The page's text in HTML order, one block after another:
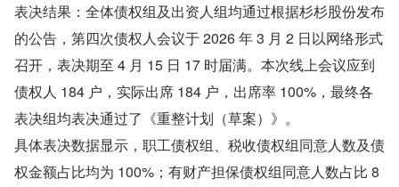
表决结果：全体债权组及出资人组均通过根据杉杉股份发布
的公告，第四次债权人会议于 2026 年 3 月 2 日以网络形式
召开，表决期至 4 月 15 日 17 时届满。本次线上会议应到
债权人 184 户，实际出席 184 户，出席率 100%，最终各
表决组均表决通过了《重整计划（草案）》。
具体表决数据显示，职工债权组、税收债权组同意人数及债
权金额占比均为 100%；有财产担保债权组同意人数占比 8